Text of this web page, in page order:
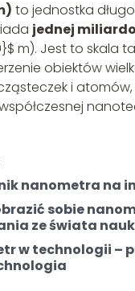
to jednostka
jednej
m). Jest to skala
obiektów
i
nanometra na
sobie
ze świata
w technologii –